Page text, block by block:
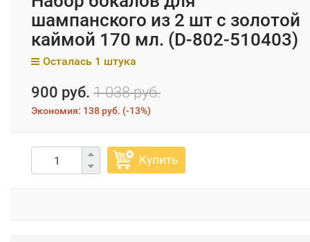
шампанского из 2 шт с золотой
каймой 170 мл. (D-802-510403)
Осталась 1 штука
900 руб. 1 038 руб.
Экономия: 138 руб. (-13%)
Купить